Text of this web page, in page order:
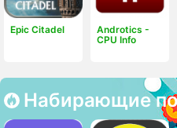
Epic Citadel
Androtics -
CPU Info
Набирающие